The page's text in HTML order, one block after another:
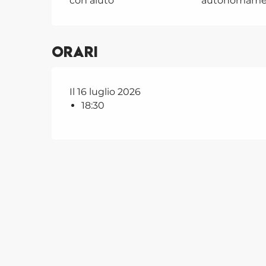
Orari
Il 16 luglio 2026
18:30